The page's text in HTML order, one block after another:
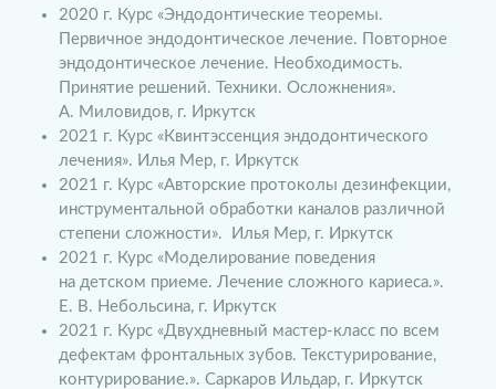
2020 г. Курс «Эндодонтические теоремы.
Первичное эндодонтическое лечение. Повторное
эндодонтическое лечение. Необходимость.
Принятие решений. Техники. Осложнения».
А. Миловидов, г. Иркутск
2021 г. Курс «Квинтэссенция эндодонтического
лечения». Илья Мер, г. Иркутск
2021 г. Курс «Авторские протоколы дезинфекции,
инструментальной обработки каналов различной
степени сложности». Илья Мер, г. Иркутск
2021 г. Курс «Моделирование поведения
на детском приеме. Лечение сложного кариеса.».
Е. В. Небольсина, г. Иркутск
2021 г. Курс «Двухдневный мастер-класс по всем
дефектам фронтальных зубов. Текстурирование,
контурирование.». Саркаров Ильдар, г. Иркутск